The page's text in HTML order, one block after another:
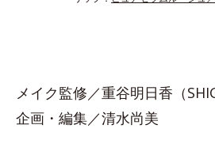
メイク監修／重谷明日香（
企画・編集／清水尚美